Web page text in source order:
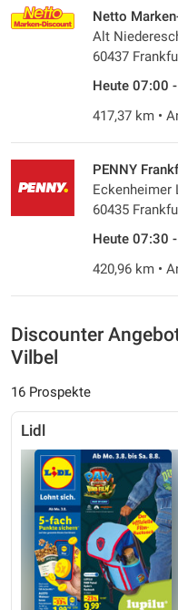
Netto
Alt
60437
Heute 07:00
417,37 km •
PENNY
Eckenheimer
60435
Heute 07:30
420,96 km •
Discounter
Vilbel
16 Prospekte
Lidl